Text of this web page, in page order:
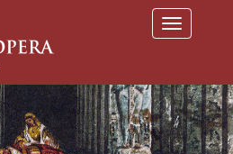
T
o
l
e
n
a
v